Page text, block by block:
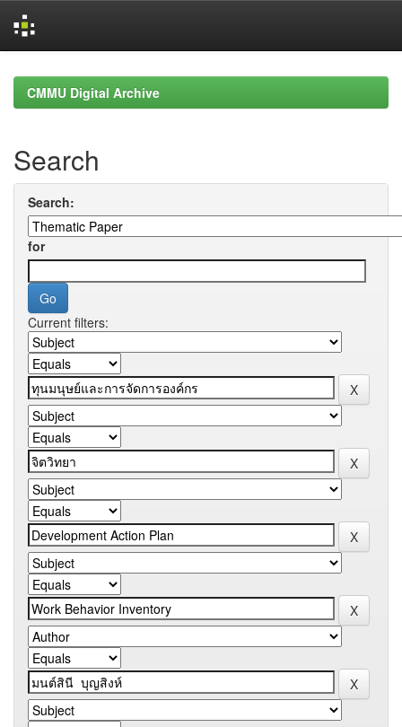
navigationCMMU Digital Archive
Search
Search:
for
Current filters: